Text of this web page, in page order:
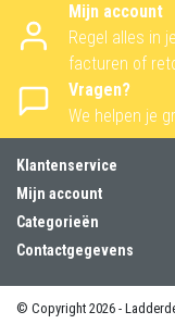
Mijn account
Regel alles in
facturen of
Vragen?
We helpen je
Klantenservice
Mijn account
Categorieën
Contactgegevens
© Copyright 2026 -